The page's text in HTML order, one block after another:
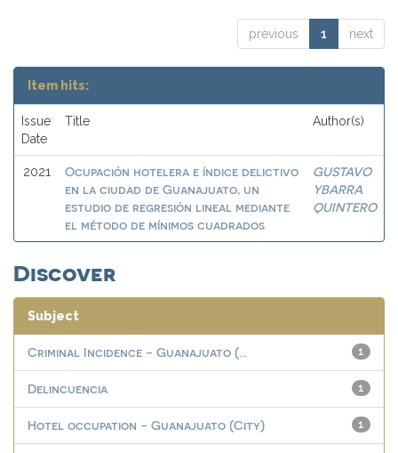
previous 1 next
Item hits:
Issue
Date
Title Author(s)
2021
Ocupación hotelera e índice delictivo
en la ciudad de Guanajuato, un
estudio de regresión lineal mediante
el método de mínimos cuadrados
GUSTAVO
YBARRA
QUINTERO
Discover
Subject
1
Criminal Incidence - Guanajuato (...
1
Delincuencia
1
Hotel occupation - Guanajuato (City)